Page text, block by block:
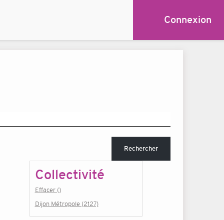
Connexion
Rechercher
Collectivité
Effacer ()
Dijon Métropole (2127)